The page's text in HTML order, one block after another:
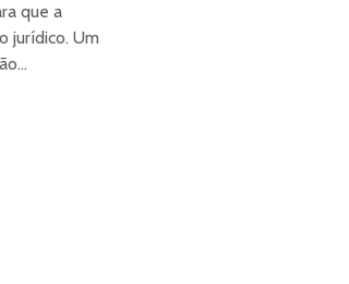
que a
jurídico. Um